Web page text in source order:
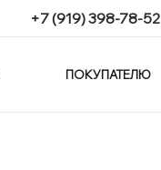
+7 (919) 398-78-52
+7 (919) 398-78-52
ПОКУПАТЕЛЮ